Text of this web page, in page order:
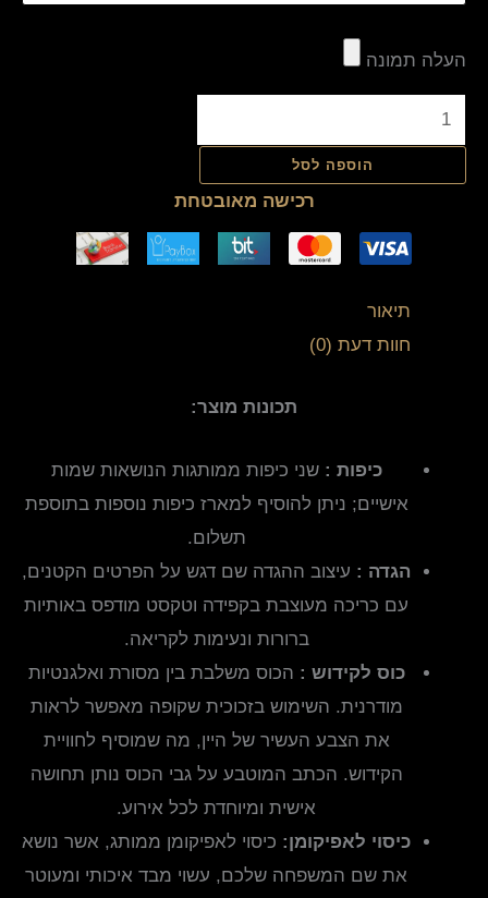
העלה תמונה
הוספה לסל
רכישה מאובטחת
תיאור
חוות דעת (0)
תכונות מוצר:
כיפות :שני כיפות ממותגות הנושאות שמות
אישיים; ניתן להוסיף למארז כיפות נוספות בתוספת
תשלום.
הגדה : עיצוב ההגדה שם דגש על הפרטים הקטנים,
עם כריכה מעוצבת בקפידה וטקסט מודפס באותיות
ברורות ונעימות לקריאה.
כוס לקידוש : הכוס משלבת בין מסורת ואלגנטיות
מודרנית. השימוש בזכוכית שקופה מאפשר לראות
את הצבע העשיר של היין, מה שמוסיף לחוויית
הקידוש. הכתב המוטבע על גבי הכוס נותן תחושה
אישית ומיוחדת לכל אירוע.
כיסוי לאפיקומן: כיסוי לאפיקומן ממותג, אשר נושא
את שם המשפחה שלכם, עשוי מבד איכותי ומעוטר